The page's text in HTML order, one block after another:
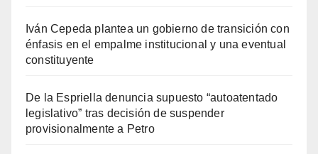
Iván Cepeda plantea un gobierno de transición con
énfasis en el empalme institucional y una eventual
constituyente
De la Espriella denuncia supuesto “autoatentado
legislativo” tras decisión de suspender
provisionalmente a Petro